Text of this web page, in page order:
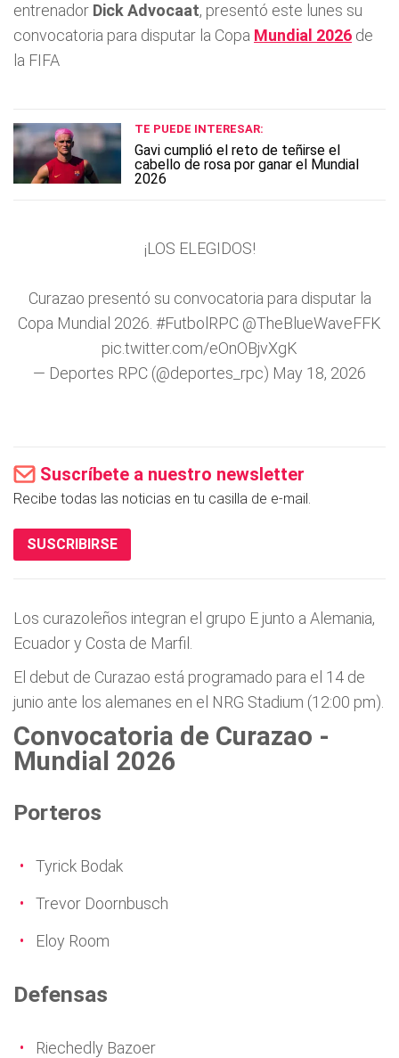
entrenador Dick Advocaat, presentó este lunes su
convocatoria para disputar la Copa Mundial 2026 de
la FIFA
TE PUEDE INTERESAR:
Gavi cumplió el reto de teñirse el
cabello de rosa por ganar el Mundial
2026
¡LOS ELEGIDOS!
Curazao presentó su convocatoria para disputar la
Copa Mundial 2026. #FutbolRPC @TheBlueWaveFFK
pic.twitter.com/eOnOBjvXgK
— Deportes RPC (@deportes_rpc) May 18, 2026
Suscríbete a nuestro newsletter
Recibe todas las noticias en tu casilla de e-mail.
SUSCRIBIRSE
Los curazoleños integran el grupo E junto a Alemania,
Ecuador y Costa de Marfil.
El debut de Curazao está programado para el 14 de
junio ante los alemanes en el NRG Stadium (12:00 pm).
Convocatoria de Curazao -
Mundial 2026
Porteros
Tyrick Bodak
Trevor Doornbusch
Eloy Room
Defensas
Riechedly Bazoer